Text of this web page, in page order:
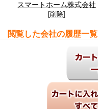
スマートホーム株式会社
[削除]
閲覧した会社の履歴一覧